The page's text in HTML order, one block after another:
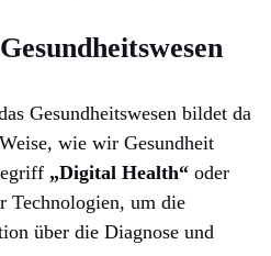
Gesundheitswesen bildet da
wie wir Gesundheit
„Digital Health“ oder
Technologien, um die
über die Diagnose und